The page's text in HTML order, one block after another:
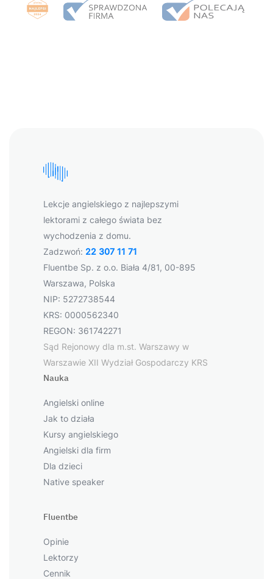
Lekcje angielskiego z najlepszymi
lektorami z całego świata bez
wychodzenia z domu.
Zadzwoń: 22 307 11 71
Fluentbe Sp. z o.o. Biała 4/81, 00-895
Warszawa, Polska
NIP: 5272738544
KRS: 0000562340
REGON: 361742271
Sąd Rejonowy dla m.st. Warszawy w
Warszawie XII Wydział Gospodarczy KRS
Nauka
Angielski online
Jak to działa
Kursy angielskiego
Angielski dla firm
Dla dzieci
Native speaker
Fluentbe
Opinie
Lektorzy
Cennik